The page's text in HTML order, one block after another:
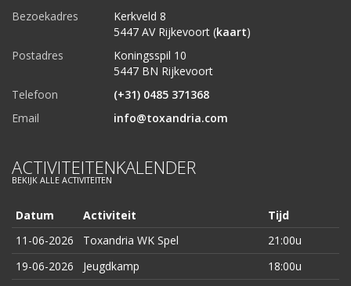
Bezoekadres
Kerkveld 8
5447 AV Rijkevoort (kaart)
Postadres
Koningsspil 10
5447 BN Rijkevoort
Telefoon
(+31) 0485 371368
Email
info@toxandria.com
ACTIVITEITENKALENDER
BEKIJK ALLE ACTIVITEITEN
Datum Activiteit
Tijd
11-06-2026
Toxandria WK Spel
21:00u
19-06-2026
Jeugdkamp
18:00u